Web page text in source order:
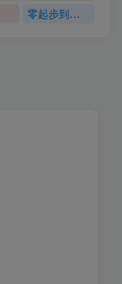
零起步到独立实操